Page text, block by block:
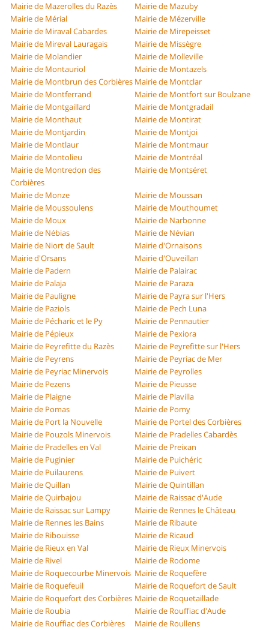
Mairie de Mazerolles du Razès
Mairie de Mazuby
Mairie de Mérial
Mairie de Mézerville
Mairie de Miraval Cabardes
Mairie de Mirepeisset
Mairie de Mireval Lauragais
Mairie de Missègre
Mairie de Molandier
Mairie de Molleville
Mairie de Montauriol
Mairie de Montazels
Mairie de Montbrun des Corbières Mairie de Montclar
Mairie de Montferrand
Mairie de Montfort sur Boulzane
Mairie de Montgaillard
Mairie de Montgradail
Mairie de Monthaut
Mairie de Montirat
Mairie de Montjardin
Mairie de Montjoi
Mairie de Montlaur
Mairie de Montmaur
Mairie de Montolieu
Mairie de Montréal
Mairie de Montredon des
Corbières
Mairie de Montséret
Mairie de Monze
Mairie de Moussan
Mairie de Moussoulens
Mairie de Mouthoumet
Mairie de Moux
Mairie de Narbonne
Mairie de Nébias
Mairie de Névian
Mairie de Niort de Sault
Mairie d'Ornaisons
Mairie d'Orsans
Mairie d'Ouveillan
Mairie de Padern
Mairie de Palairac
Mairie de Palaja
Mairie de Paraza
Mairie de Pauligne
Mairie de Payra sur l'Hers
Mairie de Paziols
Mairie de Pech Luna
Mairie de Pécharic et le Py
Mairie de Pennautier
Mairie de Pépieux
Mairie de Pexiora
Mairie de Peyrefitte du Razès
Mairie de Peyrefitte sur l'Hers
Mairie de Peyrens
Mairie de Peyriac de Mer
Mairie de Peyriac Minervois
Mairie de Peyrolles
Mairie de Pezens
Mairie de Pieusse
Mairie de Plaigne
Mairie de Plavilla
Mairie de Pomas
Mairie de Pomy
Mairie de Port la Nouvelle
Mairie de Portel des Corbières
Mairie de Pouzols Minervois
Mairie de Pradelles Cabardès
Mairie de Pradelles en Val
Mairie de Preixan
Mairie de Puginier
Mairie de Puichéric
Mairie de Puilaurens
Mairie de Puivert
Mairie de Quillan
Mairie de Quintillan
Mairie de Quirbajou
Mairie de Raissac d'Aude
Mairie de Raissac sur Lampy
Mairie de Rennes le Château
Mairie de Rennes les Bains
Mairie de Ribaute
Mairie de Ribouisse
Mairie de Ricaud
Mairie de Rieux en Val
Mairie de Rieux Minervois
Mairie de Rivel
Mairie de Rodome
Mairie de Roquecourbe Minervois Mairie de Roquefère
Mairie de Roquefeuil
Mairie de Roquefort de Sault
Mairie de Roquefort des Corbières Mairie de Roquetaillade
Mairie de Roubia
Mairie de Rouffiac d'Aude
Mairie de Rouffiac des Corbières
Mairie de Roullens